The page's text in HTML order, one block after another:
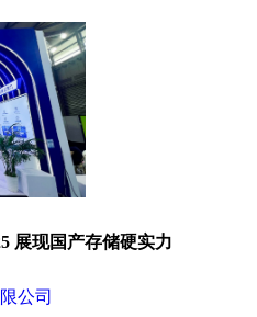
展现国产存储硬实力
公司